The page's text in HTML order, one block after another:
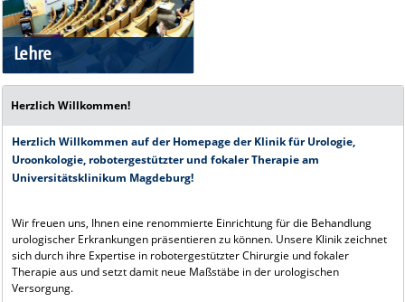
Lehre
Herzlich Willkommen!
Herzlich Willkommen auf der Homepageder Klinik für Urologie,
Uroonkologie, robotergestützter und fokaler Therapie am
Universitätsklinikum Magdeburg!
Wir freuen uns, Ihnen eine renommierte Einrichtung für die Behandlung
urologischer Erkrankungen präsentieren zu können. Unsere Klinik zeichnet
sich durch ihre Expertise in robotergestützter Chirurgie und fokaler
Therapie aus und setzt damit neue Maßstäbe in der urologischen
Versorgung.